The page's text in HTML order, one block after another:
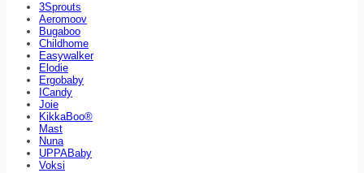
3Sprouts
Aeromoov
Bugaboo
Childhome
Easywalker
Elodie
Ergobaby
ICandy
Joie
KikkaBoo®
Mast
Nuna
UPPABaby
Voksi